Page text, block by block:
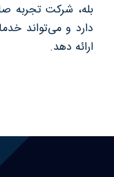
بله، شرکت تجربه
دارد و می‌تواند
ارائه دهد.